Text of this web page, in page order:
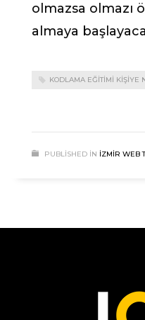
olmazsa olmazı
almaya
KODLAMA EĞITIMI KIŞIYE
PUBLISHED IN İZMIR WEB